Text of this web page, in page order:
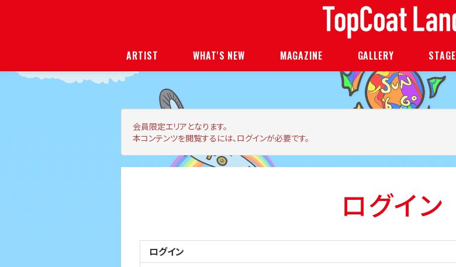
ARTIST WHAT'S NEW MAGAZINE GALLERY STAGE
会員限定エリア となります。
本コンテンツを閲覧するには、ログインが必要です。
ログイン
ログイン